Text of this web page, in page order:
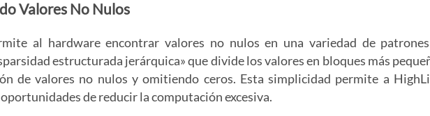
Valores No Nulos
al hardware encontrar valores no nulos en una variedad de
estructurada jerárquica» que divide los valores en bloques más
de valores no nulos y omitiendo ceros. Esta simplicidad permite a
de reducir la computación excesiva.